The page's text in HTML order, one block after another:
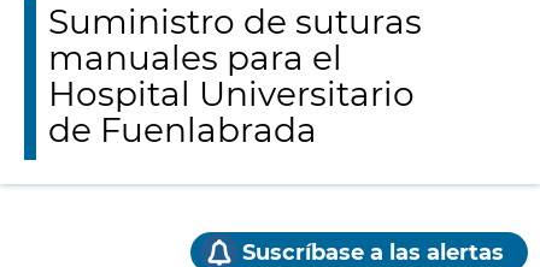
Suministro de suturas
manuales para el
Hospital Universitario
de Fuenlabrada
Suscríbase a las alertas